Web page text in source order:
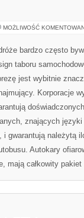
MOŻLIWOŚĆ
bardzo często
taboru
jest wybitnie
Korporacje
znających
gwarantują należytą
Autokary
mają całkowity